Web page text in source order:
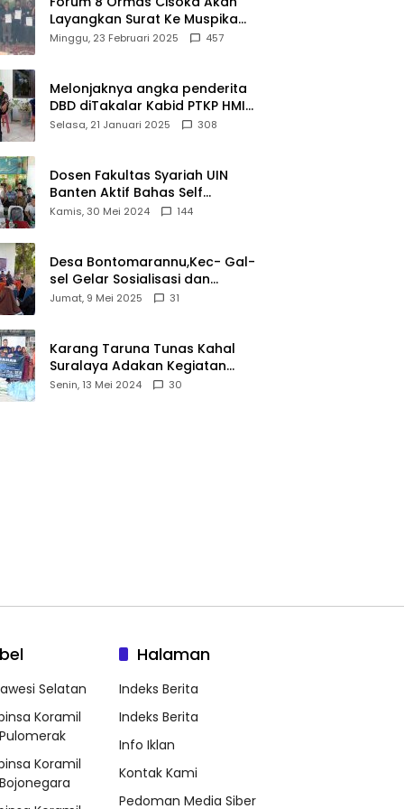
Layangkan Surat Ke Muspika
Atas Adanya Kantor Matel di
Minggu, 23 Februari 2025 457
Melonjaknya angka penderita
DBD diTakalar Kabid PTKP HMI
Cab.Takalar angkat bicara
Selasa, 21 Januari 2025 308
Dosen Fakultas Syariah UIN
Banten Aktif Bahas Self
Declare Halal dalam Forum
Kamis, 30 Mei 2024 144
Desa Bontomarannu,Kec- Gal-
sel Gelar Sosialisasi dan
Bimtek Pemutakhiran Data ID
Jumat, 9 Mei 2025 31
Karang Taruna Tunas Kahal
Suralaya Adakan Kegiatan
Bansos Terhadap Kaum
Senin, 13 Mei 2024 30
Selatan
Koramil
Koramil
Halaman
Indeks Berita
Indeks Berita
Info Iklan
Kontak Kami
Pedoman Media Siber